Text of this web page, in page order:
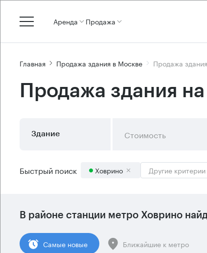
Аренда Продажа
Главная Продажа здания в Москве Продажа
Продажа здания
Здание Стоимость
Быстрый поиск Ховрино Другие критерии
В районе станции метро Ховрино
Cамые новые Ближайшие к метро